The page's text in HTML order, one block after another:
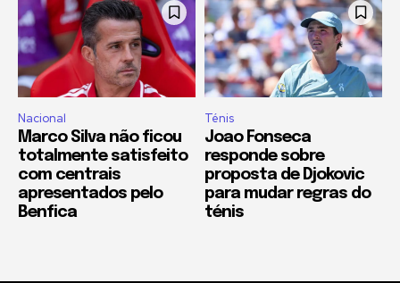
Nacional
Marco Silva não ficou
totalmente satisfeito
com centrais
apresentados pelo
Benfica
Ténis
Joao Fonseca
responde sobre
proposta de Djokovic
para mudar regras do
ténis